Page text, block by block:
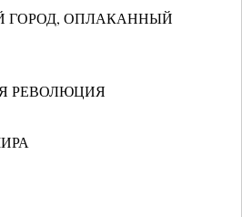
ГОРОД, ОПЛАКАННЫЙ
РЕВОЛЮЦИЯ